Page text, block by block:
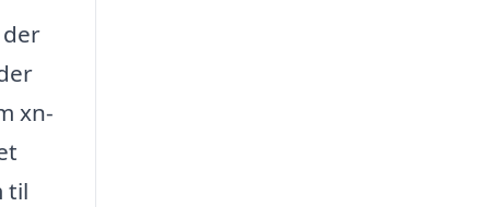
xn-
til